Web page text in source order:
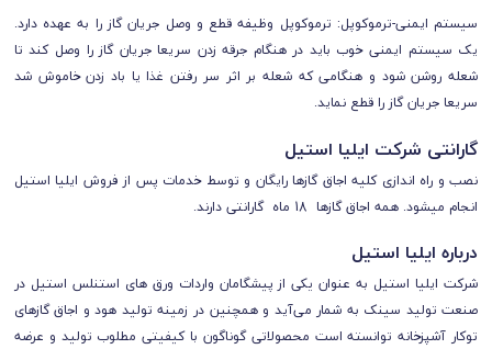
سیستم ایمنی-ترموکوپل: ترموکوپل وظیفه قطع و وصل جریان گاز را به عهده دارد.
یک سیستم ایمنی خوب باید در هنگام جرقه زدن سریعا جریان گاز را وصل کند تا
شعله روشن شود و هنگامی که شعله بر اثر سر رفتن غذا یا باد زدن خاموش شد
سریعا جریان گاز را قطع نماید.
گارانتی شرکت ایلیا استیل
نصب و راه اندازی کلیه اجاق گازها رایگان و توسط خدمات پس از فروش ایلیا استیل
انجام میشود. همه اجاق گازها 18 ماه گارانتی دارند.
درباره ایلیا استیل
شرکت ایلیا استیل به عنوان يكی از پيشگامان واردات ورق های استنلس استیل در
صنعت توليد سینک به شمار می‌آید و همچنین در زمینه تولید هود و اجاق گازهای
توکار آشپزخانه توانسته است محصولاتی گوناگون با كيفيتی مطلوب توليد و عرضه